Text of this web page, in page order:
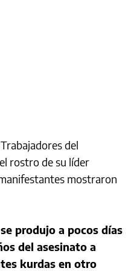
del
rostro de su líder
mostraron
produjo a pocos días
del asesinato a
kurdas en otro